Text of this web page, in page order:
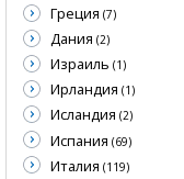
Греция (7)
Дания (2)
Израиль (1)
Ирландия (1)
Исландия (2)
Испания (69)
Италия (119)